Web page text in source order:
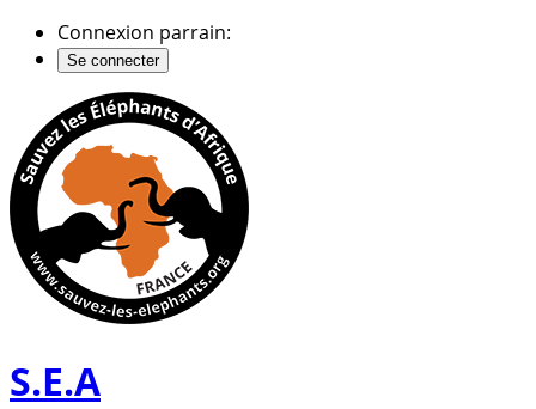
Connexion parrain:
Se connecter
S.E.A